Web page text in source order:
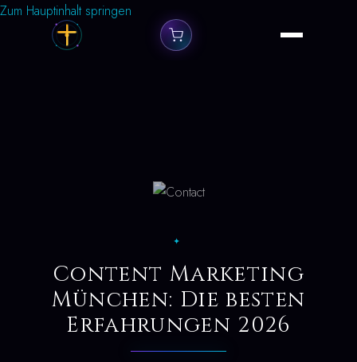
Zum Hauptinhalt springen
✦
Content Marketing
München: Die besten
Erfahrungen 2026